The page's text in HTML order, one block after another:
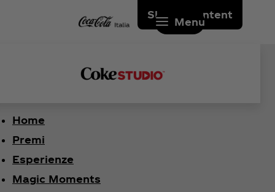
Skip to content
Menu
Home
Premi
Esperienze
Magic Moments